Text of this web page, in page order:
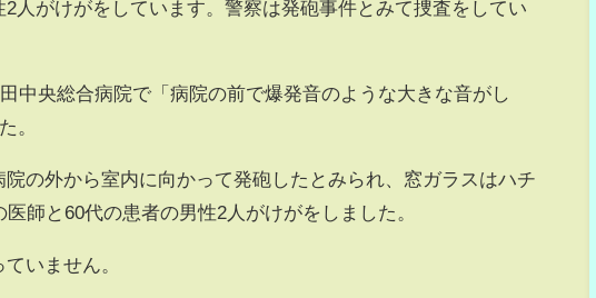
人がけがをしています。警察は発砲事件とみて捜査をしてい
中央総合病院で「病院の前で爆発音のような大きな音がし
。
の外から室内に向かって発砲したとみられ、窓ガラスはハチ
師と60代の患者の男性2人がけがをしました。
いません。